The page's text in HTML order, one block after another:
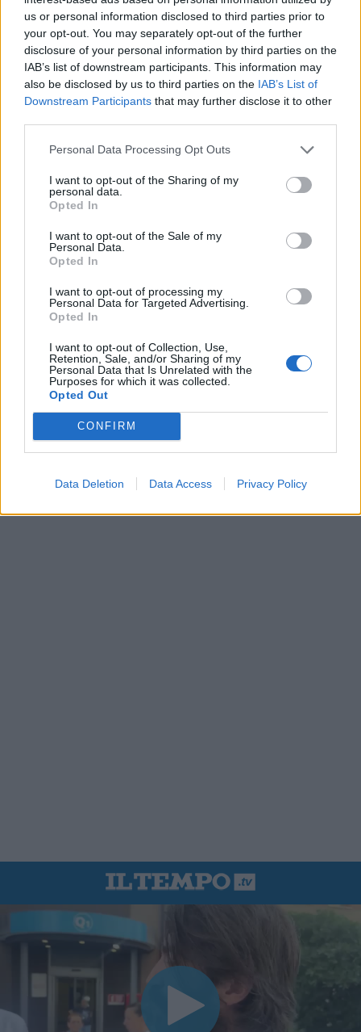
us or personal information disclosed to third parties prior to
your opt-out. You may separately opt-out of the further
disclosure of your personal information by third parties on the
IAB’s list of downstream participants. This information may
also be disclosed by us to third parties on the IAB’s List of
Downstream Participants that may further disclose it to other
Personal Data Processing Opt Outs
I want to opt-out of the Sharing of my
personal data.
Opted In
I want to opt-out of the Sale of my
Personal Data.
Opted In
I want to opt-out of processing my
Personal Data for Targeted Advertising.
Opted In
I want to opt-out of Collection, Use,
Retention, Sale, and/or Sharing of my
Personal Data that Is Unrelated with the
Purposes for which it was collected.
Opted Out
CONFIRM
Data Deletion Data Access Privacy Policy